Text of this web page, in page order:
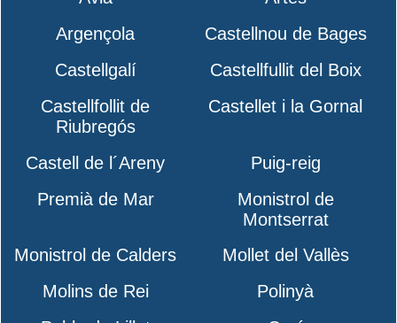
Argençola
Castellnou de Bages
Castellgalí
Castellfullit del Boix
Castellfollit de
Riubregós
Castellet i la Gornal
Castell de l´Areny
Puig-reig
Premià de Mar
Monistrol de
Montserrat
Monistrol de Calders
Mollet del Vallès
Molins de Rei
Polinyà